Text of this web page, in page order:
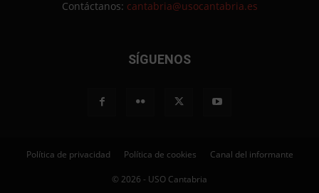
Contáctanos: cantabria@usocantabria.es
SÍGUENOS
Política de privacidad Política de cookies Canal del informante
© 2026 - USO Cantabria